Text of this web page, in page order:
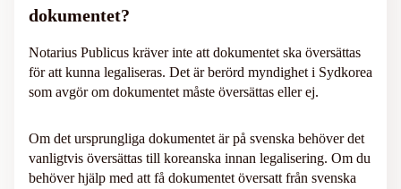
dokumentet?
Notarius Publicus kräver inte att dokumentet ska översättas
för att kunna legaliseras. Det är berörd myndighet i Sydkorea
som avgör om dokumentet måste översättas eller ej.
Om det ursprungliga dokumentet är på svenska behöver det
vanligtvis översättas till koreanska innan legalisering. Om du
behöver hjälp med att få dokumentet översatt från svenska